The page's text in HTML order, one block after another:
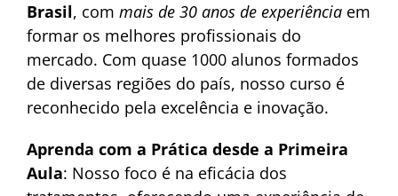
Brasil, com mais de 30 anos de experiênciaem
formar os melhores profissionais do
mercado. Com quase 1000 alunos formados
de diversas regiões do país, nosso curso é
reconhecido pela excelência e inovação.
Aprenda com a Prática desde a Primeira
Aula: Nosso foco é na eficácia dos